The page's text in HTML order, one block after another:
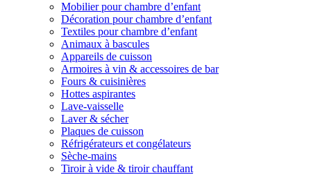
Mobilier pour chambre d’enfant
Décoration pour chambre d’enfant
Textiles pour chambre d’enfant
Animaux à bascules
Appareils de cuisson
Armoires à vin & accessoires de bar
Fours & cuisinières
Hottes aspirantes
Lave-vaisselle
Laver & sécher
Plaques de cuisson
Réfrigérateurs et congélateurs
Sèche-mains
Tiroir à vide & tiroir chauffant